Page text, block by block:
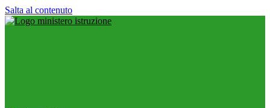
Salta al contenuto